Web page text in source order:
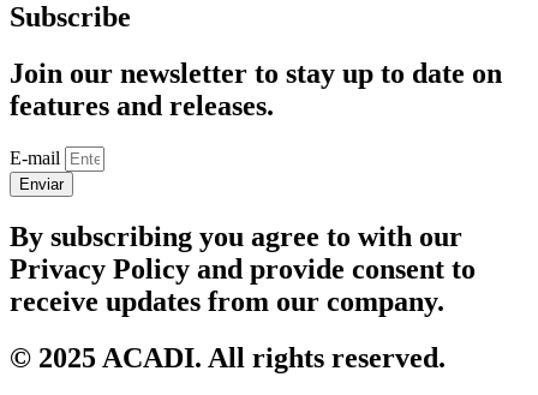
Subscribe
Join our newsletter to stay up to date on
features and releases.
E-mail
Enviar
By subscribing you agree to with our
Privacy Policy and provide consent to
receive updates from our company.
© 2025 ACADI. All rights reserved.